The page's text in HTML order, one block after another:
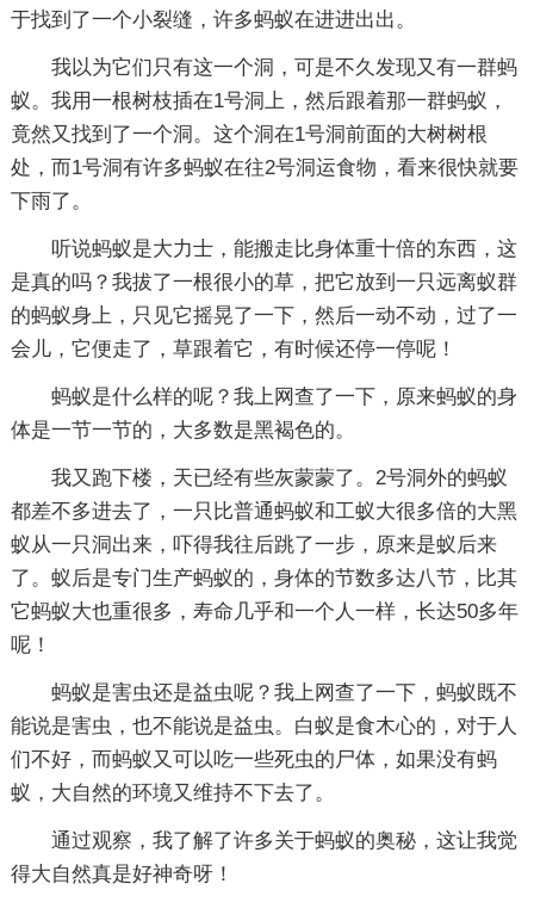
于找到了一个小裂缝，许多蚂蚁在进进出出。
我以为它们只有这一个洞，可是不久发现又有一群蚂
蚁。我用一根树枝插在1号洞上，然后跟着那一群蚂蚁，
竟然又找到了一个洞。这个洞在1号洞前面的大树树根
处，而1号洞有许多蚂蚁在往2号洞运食物，看来很快就要
下雨了。
听说蚂蚁是大力士，能搬走比身体重十倍的东西，这
是真的吗？我拔了一根很小的草，把它放到一只远离蚁群
的蚂蚁身上，只见它摇晃了一下，然后一动不动，过了一
会儿，它便走了，草跟着它，有时候还停一停呢！
蚂蚁是什么样的呢？我上网查了一下，原来蚂蚁的身
体是一节一节的，大多数是黑褐色的。
我又跑下楼，天已经有些灰蒙蒙了。2号洞外的蚂蚁
都差不多进去了，一只比普通蚂蚁和工蚁大很多倍的大黑
蚁从一只洞出来，吓得我往后跳了一步，原来是蚁后来
了。蚁后是专门生产蚂蚁的，身体的节数多达八节，比其
它蚂蚁大也重很多，寿命几乎和一个人一样，长达50多年
呢！
蚂蚁是害虫还是益虫呢？我上网查了一下，蚂蚁既不
能说是害虫，也不能说是益虫。白蚁是食木心的，对于人
们不好，而蚂蚁又可以吃一些死虫的尸体，如果没有蚂
蚁，大自然的环境又维持不下去了。
通过观察，我了解了许多关于蚂蚁的奥秘，这让我觉
得大自然真是好神奇呀！